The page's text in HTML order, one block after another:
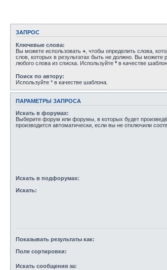
ЗАПРОС
Ключевые слова:
Вы можете использовать + , чтобы определить слова,
слов, которых в результатах быть не должно. Вы можете
любого слова из списка. Используйте * в качестве
Поиск по автору:
Используйте * в качестве шаблона.
ПАРАМЕТРЫ ЗАПРОСА
Искать в форумах:
Выберите форум или форумы, в которых будет
производится автоматически, если вы не отключили
Искать в подфорумах:
Искать:
Показывать результаты как:
Поле сортировки:
Искать сообщения за: